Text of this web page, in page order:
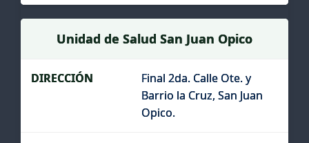
Unidad de Salud San Juan Opico
Final 2da. Calle Ote. y
Barrio la Cruz, San Juan
Opico.